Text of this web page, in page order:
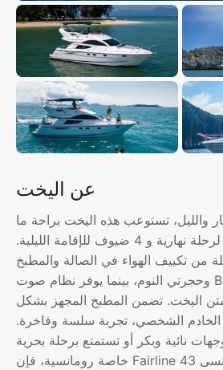
عن اليخت
والليل، تستوعب هذه اليخت براحة ما
يصل إلى 10 ضيوف لرحلة نهارية و 4 ضيوف للإقامة الليلية.
من تكييف الهواء في الصالة والمطبخ
وحجرتي النوم، بينما يوفر نظام صوت Bluetooth عالي الجودة
متن اليخت. تضمن المطبخ المجهز بشكل
الخادم الشخصي، تجربة سلسة وفاخرة.
نائية وبكر أو تستمتع برحلة بحرية